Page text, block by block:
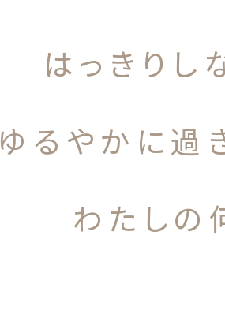
はっきりし
ゆるやかに過
わたしの